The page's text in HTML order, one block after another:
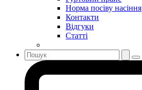
Норма посіву насіння
Контакти
Відгуки
Статті